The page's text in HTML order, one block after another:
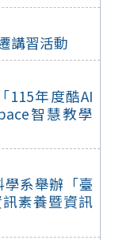
講習活動
115年度酷AI
智慧教學
系舉辦「臺
素養暨資訊